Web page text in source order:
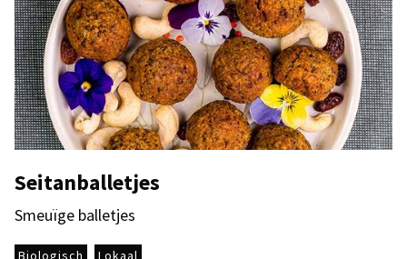
Seitanballetjes
Smeuïge balletjes
Biologisch Lokaal